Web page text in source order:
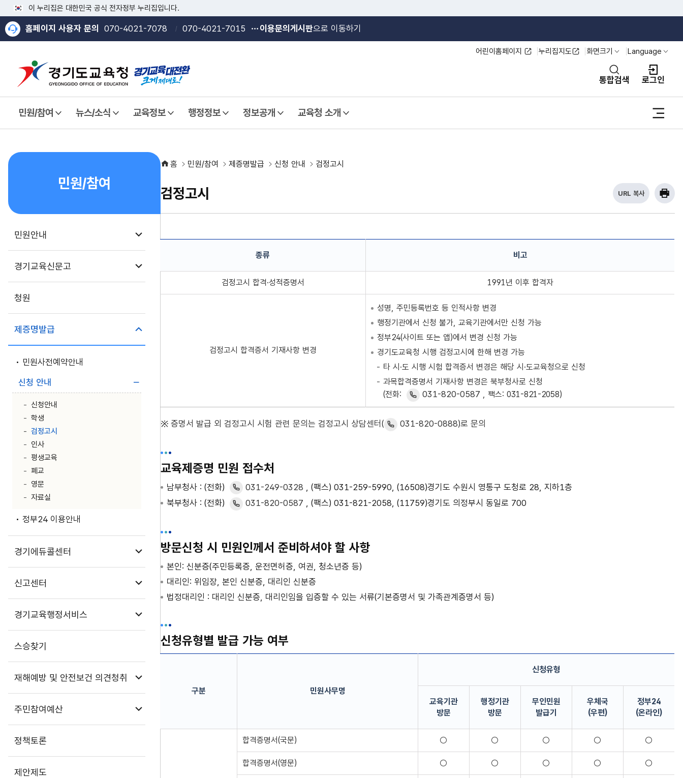
이 누리집은 대한민국 공식 전자정부 누리집입니다.
홈페이지 사용자 문의 070-4021-7078 070-4021-7015 이용문의게시판으로 이동하기
어린이홈페이지 누리집지도 화면크기열기 Language
열기
통합검색 로그인
민원/참여
열기
뉴스/소식
열기
교육정보
열기
행정정보
열기
정보공개
열기
교육청 소개
열기 사
민원/참여
민원안내
하위메뉴 열기
경기교육신문고
하위메뉴 열기
청원
제증명발급
하위메뉴 닫기
민원사전예약안내
신청 안내
하위메뉴 닫기
신청안내
학생
검정고시
인사
평생교육
폐교
영문
자료실
정부24 이용안내
경기에듀콜센터
하위메뉴 열기
신고센터
하위메뉴 열기
경기교육행정서비스
하위메뉴 열기
스승찾기
재해예방 및 안전보건 의견청취
하위메뉴 열기
주민참여예산
하위메뉴 열기
정책토론
제안제도
홈 민원/참여 제증명발급 신청 안내 검정고시
검정고시 URL 복사
현
프린
종류,비고로 구성된 검정고시 관련 교육제증명
종류 비고
검정고시 합격·성적증명서 1991년 이후 합격자
검정고시 합격증서 기재사항 변경
성명, 주민등록번호 등 인적사항 변경
행정기관에서 신청 불가, 교육기관에서만 신청 가능
정부24(사이트 또는 앱)에서 변경 신청 가능
경기도교육청 시행 검정고시에 한해 변경 가능
타 시·도 시행 시험 합격증서 변경은 해당 시·도교육청으로 신청
과목합격증명서 기재사항 변경은 북부청사로 신청
(전화:
031-820-0587 , 팩스: 031-821-2058)
증명서 발급 외 검정고시 시험 관련 문의는 검정고시 상담센터( 031-820-0888)로 문의
교육제증명 민원 접수처
남부청사 : (전화) 031-249-0328
, (팩스) 031-259-5990, (16508)경기도 수원시 영통구 도청로 28, 지하1층
북부청사 : (전화)
031-820-0587 , (팩스) 031-821-2058, (11759)경기도 의정부시 동일로 700
방문신청 시 민원인께서 준비하셔야 할 사항
본인: 신분증(주민등록증, 운전면허증, 여권, 청소년증 등)
대리인: 위임장, 본인 신분증, 대리인 신분증
법정대리인 : 대리인 신분증, 대리인임을 입증할 수 있는 서류(기본증명서 및 가족관계증명서 등)
신청유형별 발급 가능 여부
구분, 민원사무명, 신청유형(교육기관 방문, 행정기관 방문, 무인민원 발급기, 우체국(우편), 정부24(온라인)) 으로 구성된 신청유형별 발급 가능 여부 정보 표
구분 민원사무명
신청유형
교육기관
방문
행정기관
방문
무인민원
발급기
우체국
(우편)
정부24
(온라인)
합격증명서(국문) ○ ○ ○ ○ ○
합격증명서(영문) ○ ○ ○ ○ ○